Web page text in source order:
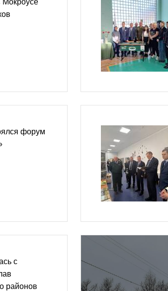
Мокроусе
форум
с
районов